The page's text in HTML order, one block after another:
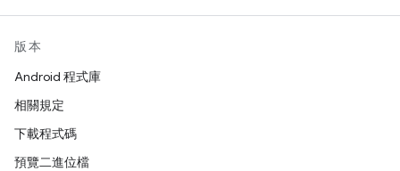
版本
Android 程式庫
相關規定
下載程式碼
預覽二進位檔